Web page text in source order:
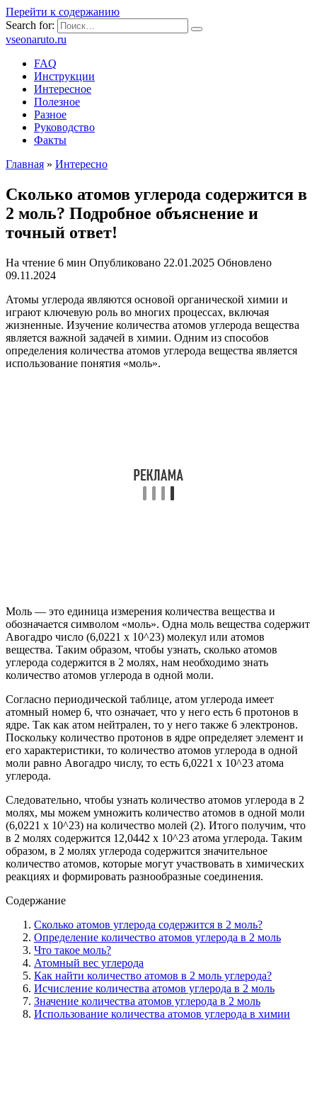
Перейти к содержанию
Search for:
vseonaruto.ru
FAQ
Инструкции
Интересное
Полезное
Разное
Руководство
Факты
Главная » Интересно
Сколько атомов углерода содержится в
2 моль? Подробное объяснение и
точный ответ!
На чтение 6 мин Опубликовано 22.01.2025 Обновлено
09.11.2024
Атомы углерода являются основой органической химии и
играют ключевую роль во многих процессах, включая
жизненные. Изучение количества атомов углерода вещества
является важной задачей в химии. Одним из способов
определения количества атомов углерода вещества является
использование понятия «моль».
Моль — это единица измерения количества вещества и
обозначается символом «моль». Одна моль вещества содержит
Aвогадро число (6,0221 х 10^23) молекул или атомов
вещества. Таким образом, чтобы узнать, сколько атомов
углерода содержится в 2 молях, нам необходимо знать
количество атомов углерода в одной моли.
Согласно периодической таблице, атом углерода имеет
атомный номер 6, что означает, что у него есть 6 протонов в
ядре. Так как атом нейтрален, то у него также 6 электронов.
Поскольку количество протонов в ядре определяет элемент и
его характеристики, то количество атомов углерода в одной
моли равно Aвогадро числу, то есть 6,0221 х 10^23 атома
углерода.
Следовательно, чтобы узнать количество атомов углерода в 2
молях, мы можем умножить количество атомов в одной моли
(6,0221 х 10^23) на количество молей (2). Итого получим, что
в 2 молях содержится 12,0442 х 10^23 атома углерода. Таким
образом, в 2 молях углерода содержится значительное
количество атомов, которые могут участвовать в химических
реакциях и формировать разнообразные соединения.
Содержание
Сколько атомов углерода содержится в 2 моль?
Определение количество атомов углерода в 2 моль
Что такое моль?
Атомный вес углерода
Как найти количество атомов в 2 моль углерода?
Исчисление количества атомов углерода в 2 моль
Значение количества атомов углерода в 2 моль
Использование количества атомов углерода в химии